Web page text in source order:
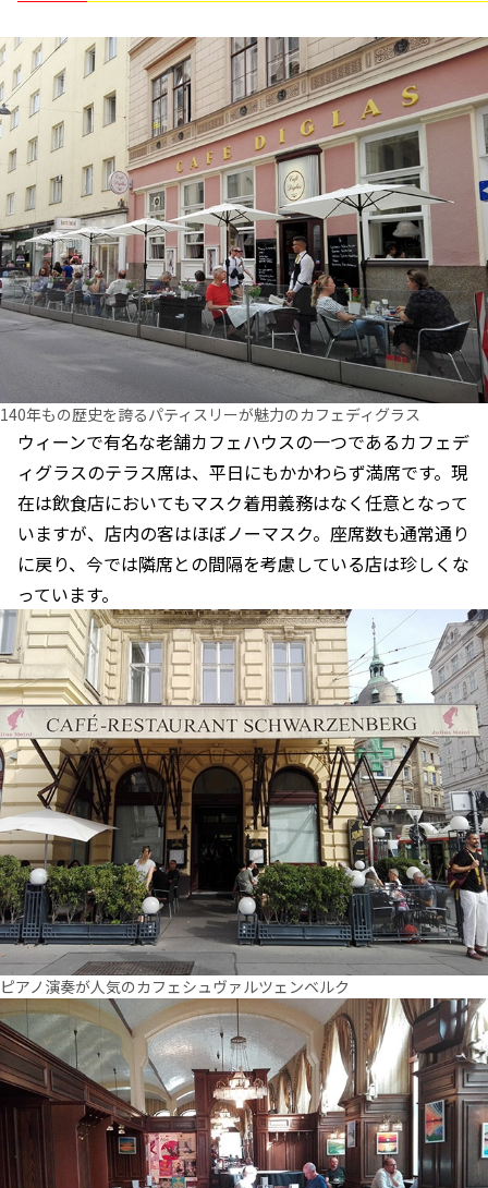
140年もの歴史を誇るパティスリーが魅力のカフェディグラス
ウィーンで有名な老舗カフェハウスの一つであるカフェデ
ィグラスのテラス席は、平日にもかかわらず満席です。現
在は飲食店においてもマスク着用義務はなく任意となって
いますが、店内の客はほぼノーマスク。座席数も通常通り
に戻り、今では隣席との間隔を考慮している店は珍しくな
っています。
ピアノ演奏が人気のカフェシュヴァルツェンベルク